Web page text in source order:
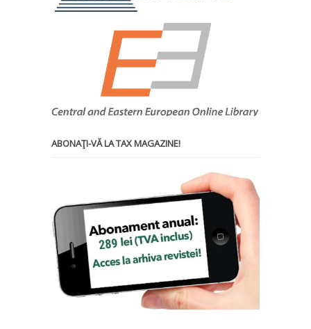
ABONAŢI-VĂ LA TAX MAGAZINE!